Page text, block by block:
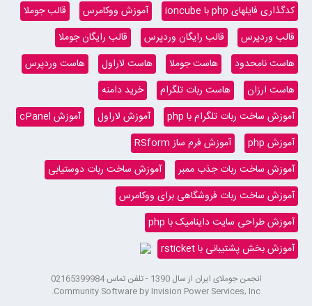
کدگذاری فایلهای php با ioncube آموزش ووکامرس
قالب جوملا
قالب وردپرس
قالب رایگان وردپرس
قالب رایگان جوملا
هاست نامحدود
هاست جوملا هاست لاراول
هاست وردپرس
هاست ارزان
هاست ربات تلگرام
خرید دامنه
آموزش ساخت ربات تلگرام با php
آموزش لاراول
آموزش cPanel
آموزش php
آموزش فرم ساز RSform
آموزش ساخت ربات جذب ممبر
آموزش ساخت ربات دوستیابی
آموزش ساخت ربات فروشگاهی برای ووکامرس
آموزش طراحی سایت داینامیک با php
آموزش بخش پشتیبانی با rsticket
انجمن جوملای ایران از سال 1390 - تلفن تماس 02165399984
Community Software by Invision Power Services, Inc.